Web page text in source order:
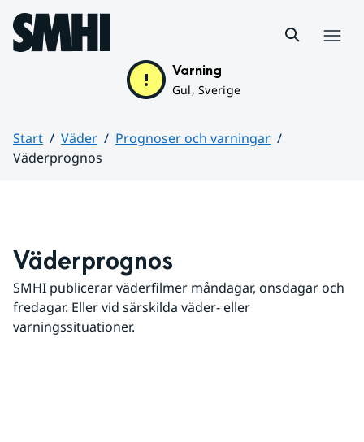
Hoppa till sidans innehåll
Varning
Gul, Sverige
Start Väder
Prognoser och varningar
Väderprognos
Väderprognos
SMHI publicerar väderfilmer måndagar, onsdagar och
fredagar. Eller vid särskilda väder- eller
varningssituationer.